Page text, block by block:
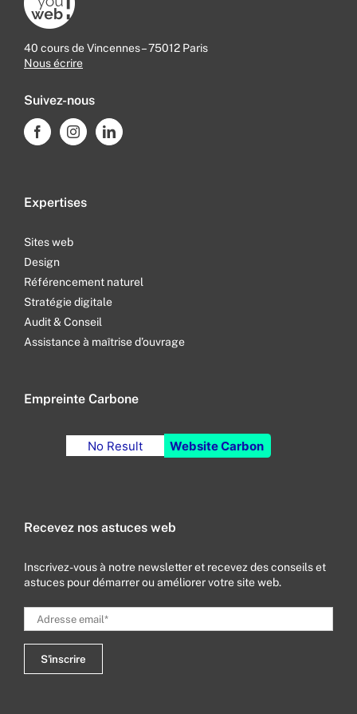
40 cours de Vincennes – 75012 Paris
Nous écrire
Suivez-nous
Expertises
Sites web
Design
Référencement naturel
Stratégie digitale
Audit & Conseil
Assistance à maîtrise d’ouvrage
Empreinte Carbone
No Result Website Carbon
Recevez nos astuces web
Inscrivez-vous à notre newsletter et recevez des conseils et
astuces pour démarrer ou améliorer votre site web.